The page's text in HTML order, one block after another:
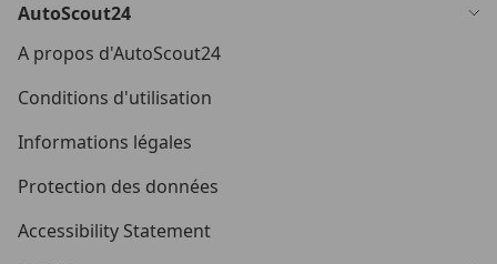
AutoScout24
A propos d'AutoScout24
Conditions d'utilisation
Informations légales
Protection des données
Accessibility Statement